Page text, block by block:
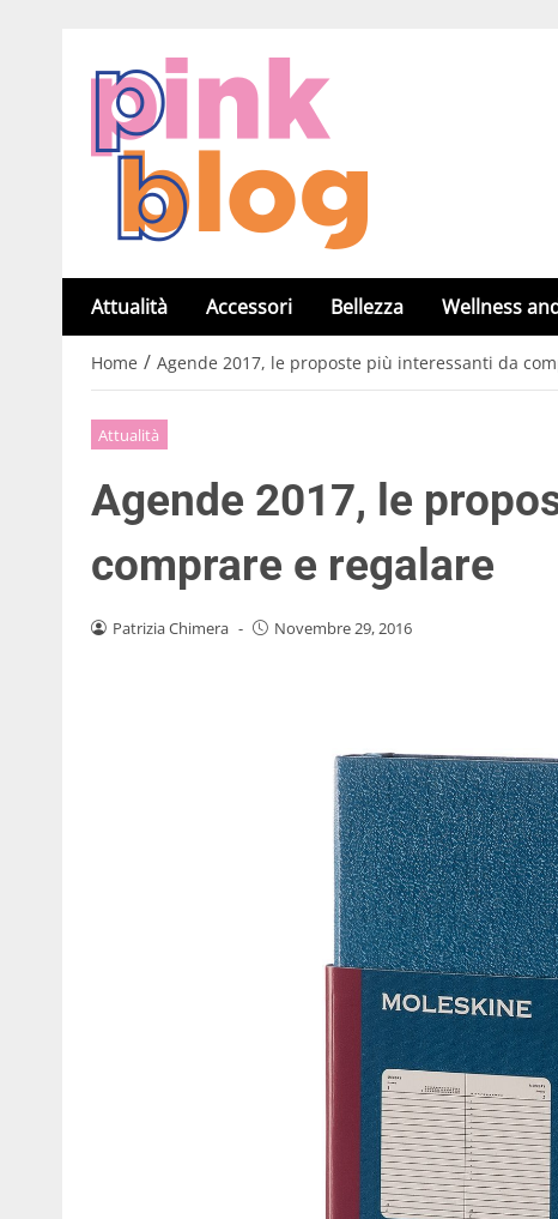
Attualità Accessori Bellezza Wellness
Home / Agende 2017, le proposte più interessanti da
Attualità
Agende 2017, le
comprare e regalare
Patrizia Chimera - Novembre 29, 2016